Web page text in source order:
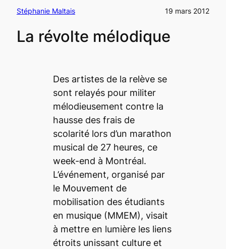
Stéphanie Maltais 19 mars 2012
La révolte mélodique
Des artistes de la relève se
sont relayés pour militer
mélodieusement contre la
hausse des frais de
scolarité lors d’un marathon
musical de 27 heures, ce
week-end à Montréal.
L’événement, organisé par
le Mouvement de
mobilisation des étudiants
en musique (MMEM), visait
à mettre en lumière les liens
étroits unissant culture et